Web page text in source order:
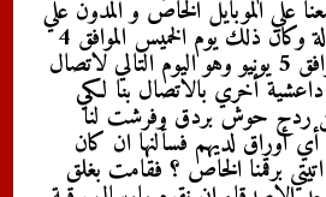
الموبايل الخاص و المدون علي
المظروف الداخلي للرسالة وكان ذلك يوم الخميس الموافق 4
يونيو, وفي يوم الجمعة الموافق 5 يونيو وهو اليوم التالي لاتصال
أخري بالاتصال بنا لكي
ردح حوش بردق وفرشت لنا
أي أوراق لديهم فسألنها ان كان
برقمنا الخاص ؟ فقامت بغلق